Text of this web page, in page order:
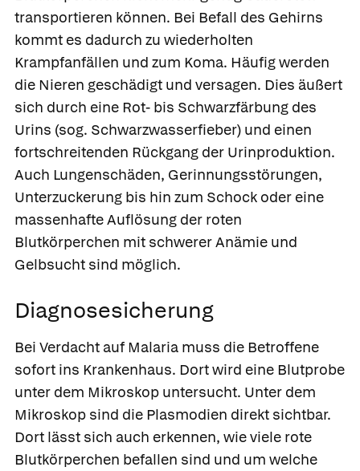
transportieren können. Bei Befall des Gehirns
kommt es dadurch zu wiederholten
Krampfanfällen und zum Koma. Häufig werden
die Nieren geschädigt und versagen. Dies äußert
sich durch eine Rot- bis Schwarzfärbung des
Urins (sog. Schwarzwasserfieber) und einen
fortschreitenden Rückgang der Urinproduktion.
Auch Lungenschäden, Gerinnungsstörungen,
Unterzuckerung bis hin zum Schock oder eine
massenhafte Auflösung der roten
Blutkörperchen mit schwerer Anämie und
Gelbsucht sind möglich.
Diagnosesicherung
Bei Verdacht auf Malaria muss die Betroffene
sofort ins Krankenhaus. Dort wird eine Blutprobe
unter dem Mikroskop untersucht. Unter dem
Mikroskop sind die Plasmodien direkt sichtbar.
Dort lässt sich auch erkennen, wie viele rote
Blutkörperchen befallen sind und um welche